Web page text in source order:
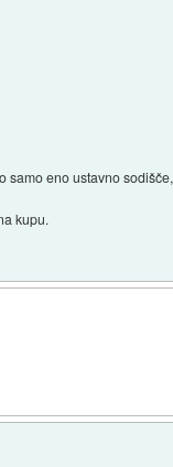
samo eno ustavno sodišče,
kupu.